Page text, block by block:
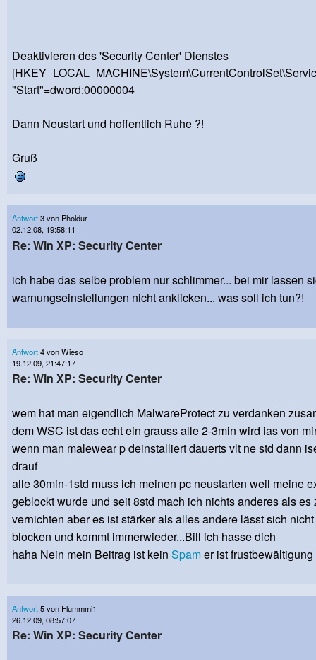
Deaktivieren des 'Security Center' Dienstes
"Start"=dword:00000004
Dann Neustart und hoffentlich Ruhe ?!
Gruß
Antwort3 von Pholdur
02.12.08, 19:58:11
Re: Win XP: Security Center
ich habe das selbe problem nur schlimmer... bei mir lassen
warnungseinstellungen nicht anklicken... was soll ich tun?!
Antwort4 von Wieso
19.12.09, 21:47:17
Re: Win XP: Security Center
wem hat man eigendlich MalwareProtect zu verdanken
dem WSC ist das echt ein grauss alle 2-3min wird ias von
wenn man malewear p deinstalliert dauerts vlt ne std dann
drauf
alle 30min-1std muss ich meinen pc neustarten weil meine
geblockt wurde und seit 8std mach ich nichts anderes als es
vernichten aber es ist stärker als alles andere lässt sich
blocken und kommt immerwieder...Bill ich hasse dich
haha Nein mein Beitrag ist kein Spamer ist frustbewältigung
Antwort5 von Flummmi1
26.12.09, 08:57:07
Re: Win XP: Security Center